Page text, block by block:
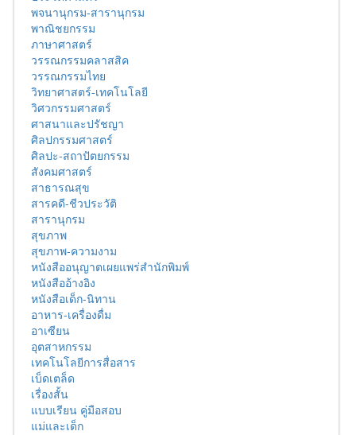
พจนานุกรม-สารานุกรม
พาณิชยกรรม
ภาษาศาสตร์
วรรณกรรมคลาสสิค
วรรณกรรมไทย
วิทยาศาสตร์-เทคโนโลยี
วิศวกรรมศาสตร์
ศาสนาและปรัชญา
ศิลปกรรมศาสตร์
ศิลปะ-สถาปัตยกรรม
สังคมศาสตร์
สาธารณสุข
สารคดี-ชีวประวัติ
สารานุกรม
สุขภาพ
สุขภาพ-ความงาม
หนังสืออนุญาตเผยแพร่สำนักพิมพ์
หนังสืออ้างอิง
หนังสือเด็ก-นิทาน
อาหาร-เครื่องดื่ม
อาเซียน
อุตสาหกรรม
เทคโนโลยีการสื่อสาร
เบ็ดเตล็ด
เรื่องสั้น
แบบเรียน คู่มือสอบ
แม่และเด็ก